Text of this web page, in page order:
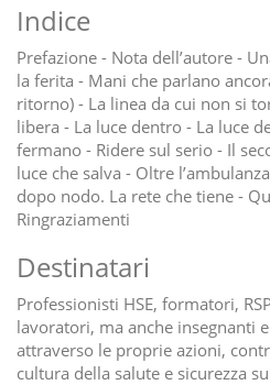
Indice
Prefazione - Nota dell’autore -
la ferita - Mani che parlano
ritorno) - La linea da cui non si
libera - La luce dentro - La luce
fermano - Ridere sul serio - Il
luce che salva - Oltre
dopo nodo. La rete che tiene -
Ringraziamenti
Destinatari
Professionisti HSE, formatori,
lavoratori, ma anche insegnanti
attraverso le proprie azioni,
cultura della salute e sicurezza